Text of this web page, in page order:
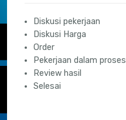
Diskusi pekerjaan
Diskusi Harga
Order
Pekerjaan dalam proses
Review hasil
Selesai